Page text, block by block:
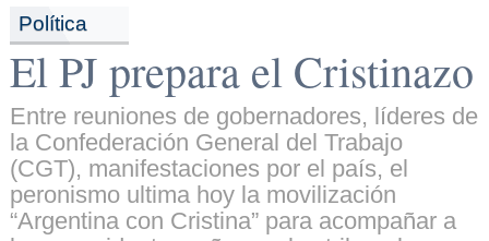
Política
El PJ prepara el Cristinazo
Entre reuniones de gobernadores, líderes de
la Confederación General del Trabajo
(CGT), manifestaciones por el país, el
peronismo ultima hoy la movilización
“Argentina con Cristina” para acompañar a